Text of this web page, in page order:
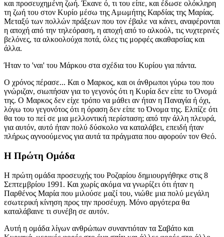
και προσευχημένη ζωή. Έκανε ό, τι του είπε, και έδωσε ολόκληρη
τη ζωή του στον Κυρίο μέσω της Αμωμήτης Καρδίας της Μαρίας.
Μεταξύ των πολλών πράξεων που τον έβαλε να κάνει, αναφέρονται
η αποχή από την τηλεόραση, η αποχή από το αλκοόλ, τις νυχτερινές
βελόνες, τα αλκοολούχα ποτά, όλες τις μορφές ακαθαρσίας και
άλλα.
Ήταν το 'ναι' του Μάρκου στα σχέδια του Κυρίου για πάντα.
Ο χρόνος πέρασε... Και ο Μαρκος, και οι άνθρωποι γύρω του που
γνώριζαν, σιωπήσαν για το γεγονός ότι η Κυρία δεν είπε το Όνομά
της. Ο Μαρκος δεν είχε τρόπο να μάθει αν ήταν η Παναγία ή όχι,
λόγω του γεγονότος ότι η όραση δεν είπε το Όνομα της. Ελπίζε ότι
θα του το πεί σε μια μελλοντική περίσταση; από την άλλη πλευρά,
για αυτόν, αυτό ήταν πολύ δύσκολο να καταλάβει, επειδή ήταν
πλήρως αγνοούμενος για αυτά τα πράγματα που αφορούν τον Θεό.
Η Πρώτη Ομάδα
Η πρώτη ομάδα προσευχής του Ροζαρίου δημιουργήθηκε στις 8
Σεπτεμβρίου 1991. Και χωρίς ακόμα να γνωρίζει ότι ήταν η
Παρθένος Μαρία που μιλούσε μαζί του, νιώθε μια πολύ μεγάλη
εσωτερική κίνηση προς την προσέυχη. Μόνο αργότερα θα
καταλάβαινε τι συνέβη σε αυτόν.
Αυτή η ομάδα λίγων ανθρώπων συναντιόταν τα Σαβάτο και